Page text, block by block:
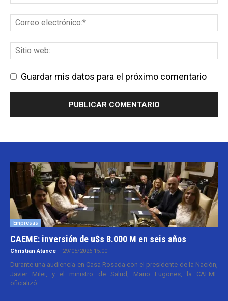
Guardar mis datos para el próximo comentario
Empresas
CAEME: inversión de u$s 8.000 M en seis años
Christian Atance - 29/05/2026 15:00
Durante una audiencia en Casa Rosada con el presidente de la Nación,
Javier Milei, y el ministro de Salud, Mario Lugones, la CAEME
oficializó...